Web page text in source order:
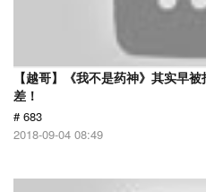
【越哥】《我不是药神》其实早
差！
# 683
2018-09-04 08:49